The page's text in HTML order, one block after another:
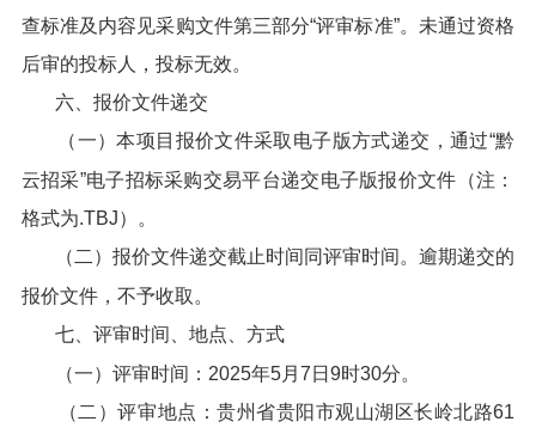
查标准及内容见采购文件第三部分“评审标准”。未通过资格
后审的投标人，投标无效。
六、报价文件递交
（一）本项目报价文件采取电子版方式递交，通过“黔
云招采”电子招标采购交易平台递交电子版报价文件（注：
格式为.TBJ）。
（二）报价文件递交截止时间同评审时间。逾期递交的
报价文件，不予收取。
七、评审时间、地点、方式
（一）评审时间：2025年5月7日9时30分。
（二）评审地点：贵州省贵阳市观山湖区长岭北路61